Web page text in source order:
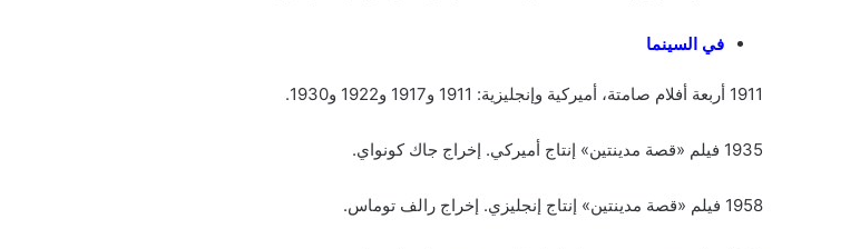
في السينما
1911 أربعة أفلام صامتة، أميركية وإنجليزية: 1911 و1917 و1922 و1930.
1935 فيلم «قصة مدينتين» إنتاج أميركي. إخراج جاك كونواي.
1958 فيلم «قصة مدينتين» إنتاج إنجليزي. إخراج رالف توماس.